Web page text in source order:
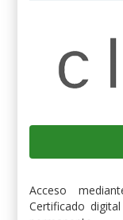
Acceso
Certificado